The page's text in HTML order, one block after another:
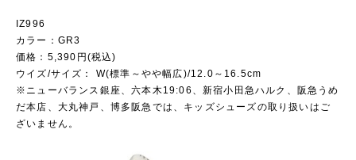
IZ996
カラー：GR3
価格：5,390円(税込)
ウイズ/サイズ： W(標準～やや幅広)/12.0～16.5cm
※ニューバランス銀座、六本木19:06、新宿小田急ハルク、阪急うめ
だ本店、大丸神戸、博多阪急では、キッズシューズの取り扱いはご
ざいません。